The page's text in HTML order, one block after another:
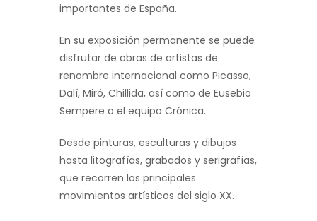
importantes de España.
En su exposición permanente se puede
disfrutar de obras de artistas de
renombre internacional como Picasso,
Dalí, Miró, Chillida, así como de Eusebio
Sempere o el equipo Crónica.
Desde pinturas, esculturas y dibujos
hasta litografías, grabados y serigrafías,
que recorren los principales
movimientos artísticos del siglo XX.